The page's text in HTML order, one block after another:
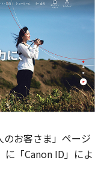
お客さま」ページ
に「Canon ID」によ